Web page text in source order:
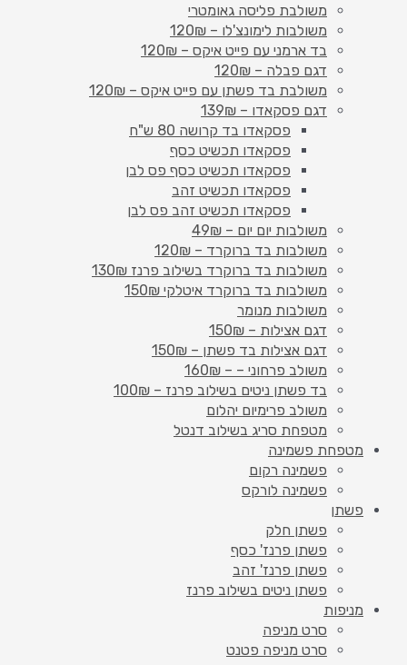
משולבת פליסה גאומטרי
משולבות לימונצ'לו – 120₪
בד ארמני עם פייט איקס – 120₪
דגם פבלה – 120₪
משולבת בד פשתן עם פייט איקס – 120₪
דגם פסקאדו – 139₪
פסקאדו בד קרושה 80 ש"ח
פסקאדו תכשיט כסף
פסקאדו תכשיט כסף פס לבן
פסקאדו תכשיט זהב
פסקאדו תכשיט זהב פס לבן
משולבות יום יום – 49₪
משולבות בד ברוקרד – 120₪
משולבות בד ברוקרד בשילוב פרנז 130₪
משולבות בד ברוקרד איטלקי 150₪
משולבות מנומר
דגם אצילות – 150₪
דגם אצילות בד פשתן – 150₪
משולב פרחוני – – 160₪
בד פשתן ניטים בשילוב פרנז – 100₪
משולב פרימיום יהלום
מטפחת סריג בשילוב דנטל
מטפחת פשמינה
פשמינה רקום
פשמינה לורקס
פשתן
פשתן חלק
פשתן פרנז' כסף
פשתן פרנז' זהב
פשתן ניטים בשילוב פרנז
מניפות
סרט מניפה
סרט מניפה פטנט